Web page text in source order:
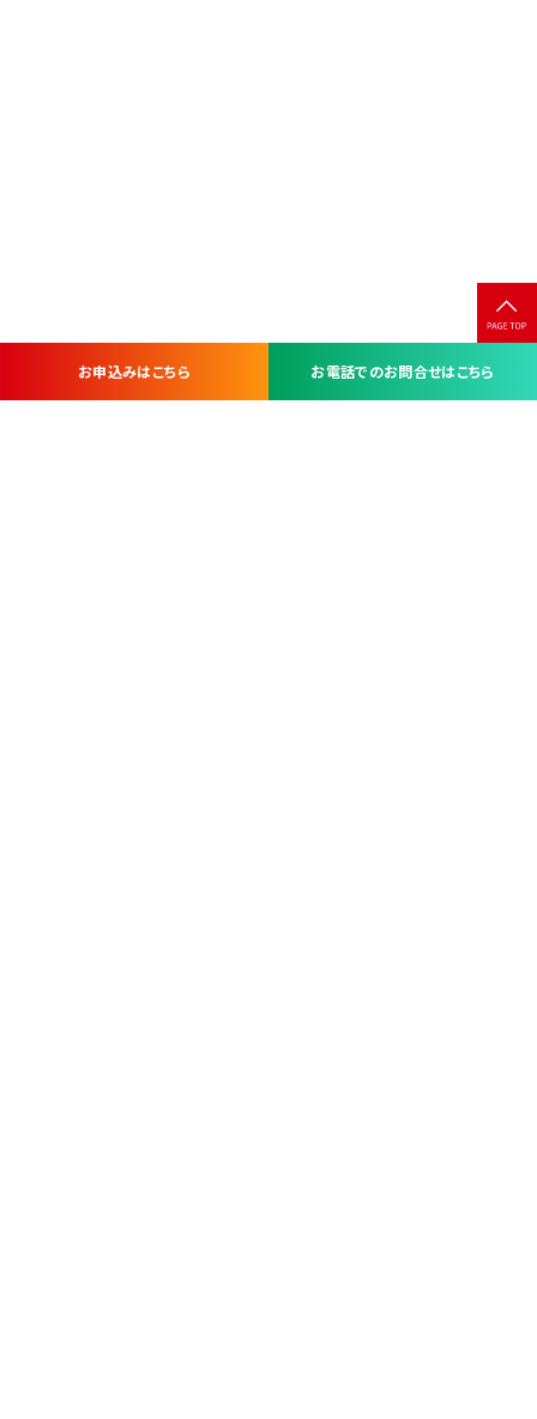
お申込みはこちら お電話でのお問合せはこちら